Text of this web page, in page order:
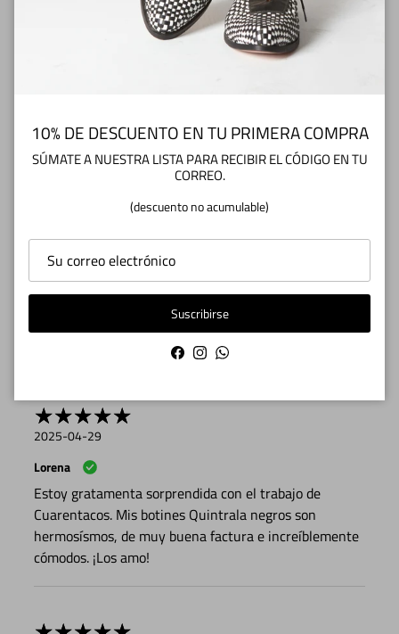
talón se siente duro, probablemente sea por el cierre,
a lo mejor considerar más soft
2025-09-24
Andrea
2025-09-24
2025-04-29
Lorena
Estoy gratamenta sorprendida con el trabajo de
Cuarentacos. Mis botines Quintrala negros son
hermosísmos, de muy buena factura e increíblemente
cómodos. ¡Los amo!
10% DE DESCUENTO EN TU PRIMERA COMPRA
SÚMATE A NUESTRA LISTA PARA RECIBIR EL CÓDIGO EN TU
CORREO.
(descuento no acumulable)
Suscribirse
Facebook
InstagramWhatsApp